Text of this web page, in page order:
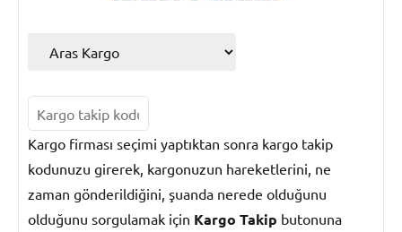
Kargo firması seçimi yaptıktan sonra kargo takip
kodunuzu girerek, kargonuzun hareketlerini, ne
zaman gönderildiğini, şuanda nerede olduğunu
olduğunu sorgulamak için Kargo Takip butonuna